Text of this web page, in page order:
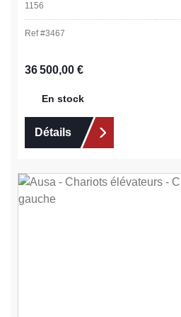
1156
Ref #3467
Prix régulier :
36 500,00 €
En stock
Détails